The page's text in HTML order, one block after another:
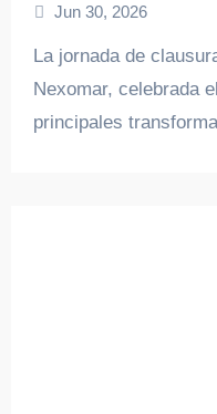
Jun 30, 2026
La jornada de clausura del proyecto europeo
Nexomar, celebrada
principales